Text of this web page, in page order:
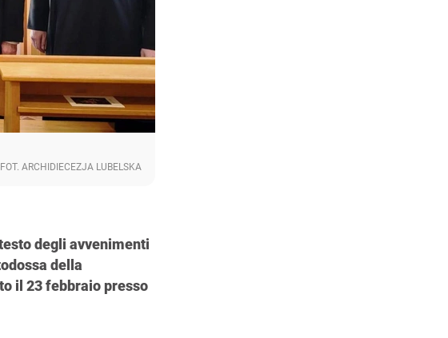
degli avvenimenti
della
il 23 febbraio presso
FOT. ARCHIDIECEZJA LUBELSKA